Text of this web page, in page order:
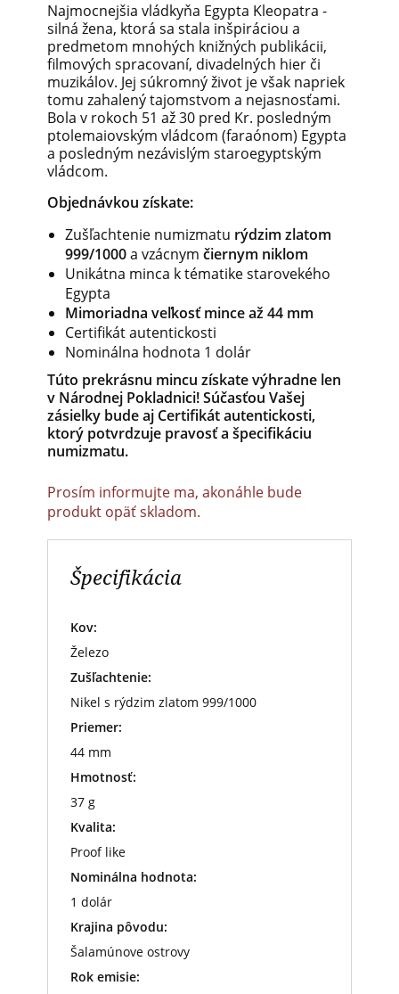
Najmocnejšia vládkyňa Egypta Kleopatra -
silná žena, ktorá sa stala inšpiráciou a
predmetom mnohých knižných publikácii,
filmových spracovaní, divadelných hier či
muzikálov. Jej súkromný život je však napriek
tomu zahalený tajomstvom a nejasnosťami.
Bola v rokoch 51 až 30 pred Kr. posledným
ptolemaiovským vládcom (faraónom) Egypta
a posledným nezávislým staroegyptským
vládcom.
Objednávkou získate:
Zušľachtenie numizmatu rýdzim zlatom
999/1000a vzácnym čiernym niklom
Unikátna minca k tématike starovekého
Egypta
Mimoriadna veľkosť mince až 44 mm
Certifikát autentickosti
Nominálna hodnota 1 dolár
Túto prekrásnu mincu získate výhradne len
v Národnej Pokladnici! Súčasťou Vašej
zásielky bude aj Certifikát autentickosti,
ktorý potvrdzuje pravosť a špecifikáciu
numizmatu.
Prosím informujte ma, akonáhle bude
produkt opäť skladom.
Špecifikácia
Kov:
Železo
Zušľachtenie:
Nikel s rýdzim zlatom 999/1000
Priemer:
44 mm
Hmotnosť:
37 g
Kvalita:
Proof like
Nominálna hodnota:
1 dolár
Krajina pôvodu:
Šalamúnove ostrovy
Rok emisie: